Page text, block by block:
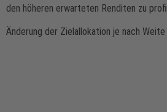
den höheren erwarteten Renditen zu
Änderung der Zielallokation je nach